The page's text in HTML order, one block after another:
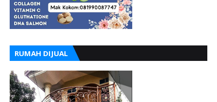
RUMAH DIJUAL